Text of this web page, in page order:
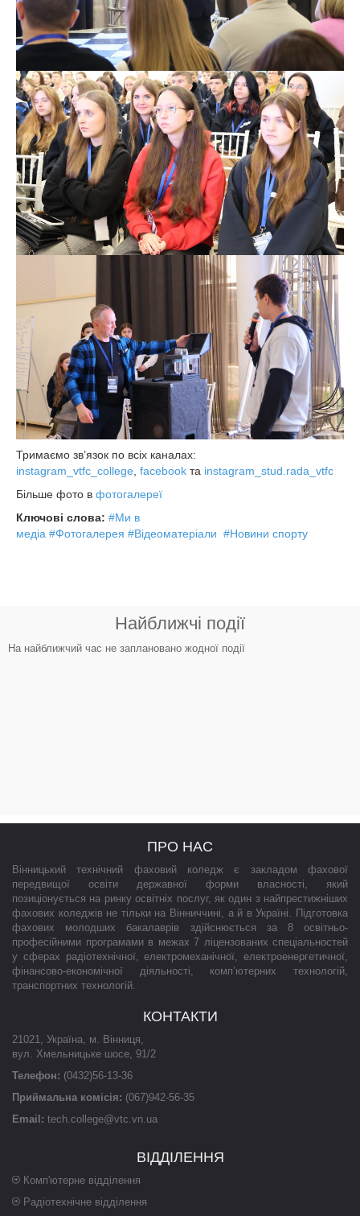
Тримаємо зв’язок по всіх каналах:
instagram_vtfc_college facebook та instagram_stud.rada_vtfc
Більше фото в фотогалереї
Ключові слова: #Ми в
медіа #Фотогалерея #Відеоматеріали #Новини спорту
Найближчі події
На найближчий час не заплановано жодної події
ПРО НАС
Вінницький технічний фаховий коледж є закладом фахової
передвищої освіти державної форми власності, який
позиціонується на ринку освітніх послуг, як один з найпрестижніших
фахових коледжів не тільки на Вінниччині, а й в Україні. Підготовка
фахових молодших бакалаврів здійснюється за 8 освітньо-
професійними програмами в межах 7 ліцензованих спеціальностей
у сферах радіотехнічної, електромеханічної, електроенергетичної,
фінансово-економічної діяльності, комп’ютерних технологій,
транспортних технологій.
КОНТАКТИ
21021 Україна м. Вінниця
вул. Хмельницьке шосе, 91/2
Телефон: (0432)56-13-36
Приймальна комісія: (067)942-56-35
Email: tech.college@vtc.vn.ua
ВІДДІЛЕННЯ
Комп'ютерне відділення
Радіотехнічне відділення